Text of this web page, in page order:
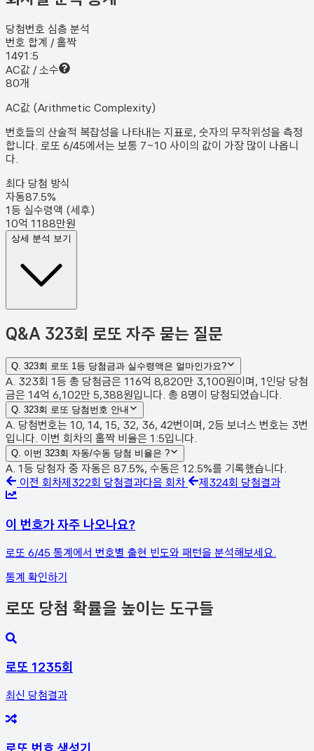
당첨번호 심층 분석
번호 합계 / 홀짝
1491:5
AC값 / 소수
80개
AC값 (Arithmetic Complexity)
번호들의 산술적 복잡성을 나타내는 지표로, 숫자의 무작위성을 측정
합니다. 로또 6/45에서는 보통 7~10 사이의 값이 가장 많이 나옵니
다.
최다 당첨 방식
자동87.5%
1등 실수령액 (세후)
10억 1188만원
상세 분석 보기
Q&A 323회 로또 자주 묻는 질문
Q. 323회 로또 1등 당첨금과 실수령액은 얼마인가요?
A. 323회 1등 총 당첨금은 116억 8,820만 3,100원이며, 1인당 당첨
금은 14억 6,102만 5,388원입니다. 총 8명이 당첨되었습니다.
Q. 323회 로또 당첨번호 안내
A. 당첨번호는 10, 14, 15, 32, 36, 42번이며, 2등 보너스 번호는 3번
입니다. 이번 회차의 홀짝 비율은 1:5입니다.
Q. 이번 323회 자동/수동 당첨 비율은 ?
A. 1등 당첨자 중 자동은 87.5%, 수동은 12.5%를 기록했습니다.
이전 회차제 322회 당첨결과다음 회차 제 324회 당첨결과
이 번호가 자주 나오나요?
로또 6/45 통계에서 번호별 출현 빈도와 패턴을 분석해보세요.
통계 확인하기
로또 당첨 확률을 높이는 도구들
로또 1235회
최신 당첨결과